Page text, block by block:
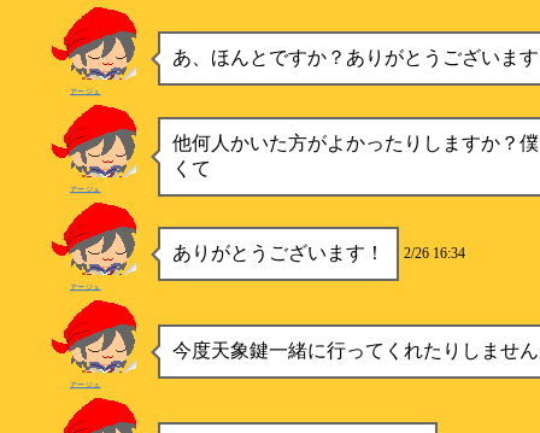
あ、ほんとですか？ありがとうございます
アージュ
他何人かいた方がよかったりしますか？
くて
アージュ
ありがとうございます！ 2/26 16:34
アージュ
今度天象鍵一緒に行ってくれたりしませ
アージュ